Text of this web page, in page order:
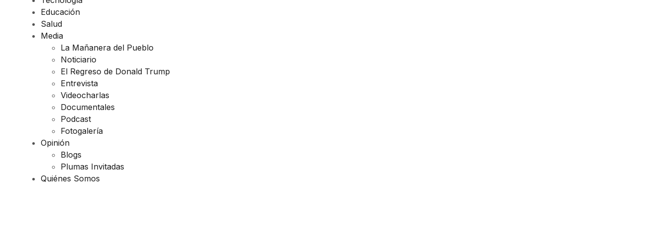
Educación
Salud
Media
La Mañanera del Pueblo
Noticiario
El Regreso de Donald Trump
Entrevista
Videocharlas
Documentales
Podcast
Fotogalería
Opinión
Blogs
Plumas Invitadas
Quiénes Somos